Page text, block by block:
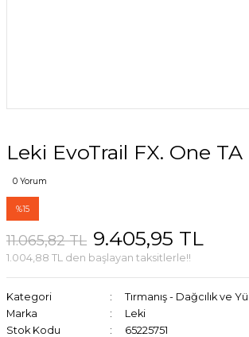
Leki EvoTrail FX. One
0 Yorum
%15
11.065,82 TL 9.405,95 TL
1.004,88 TL den başlayan taksitlerle!!
Kategori
Tırmanış - Dağcılık ve
Marka
Leki
Stok Kodu
65225751